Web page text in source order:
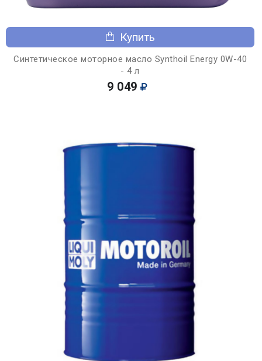
Купить
Синтетическое моторное масло Synthoil Energy 0W-40
- 4 л
9 049